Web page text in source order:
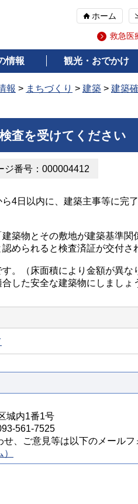
ホーム
救急医
情報 観光・おでかけ
報 > まちづくり > 建築 > 建築
査を受けてください
ジ番号：000004412
4日以内に、建築主事等に完
築物とその敷地が建築基準
められると検査済証が交付
。（床面積により金額が異な
した安全な建築物にしましょ
城内1番1号
561-7525
、ご意見等は以下のメールフ